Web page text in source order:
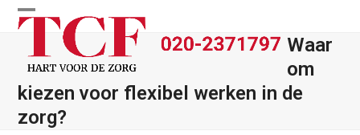
Skip
Open
mobile
menu
Close
mobile
menu
Waar
om
kiezen voor flexibel werken in de
zorg?